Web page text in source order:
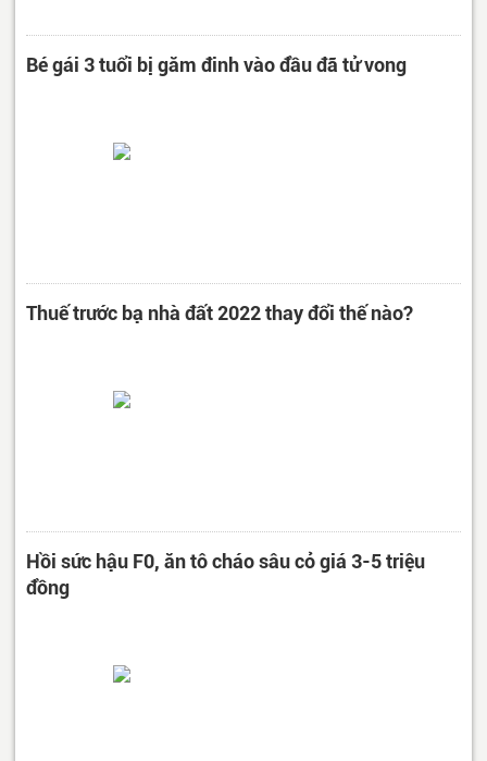
Bé gái 3 tuổi bị găm đinh vào đầu đã tử vong
Thuế trước bạ nhà đất 2022 thay đổi thế nào?
Hồi sức hậu F0, ăn tô cháo sâu cỏ giá 3-5 triệu
đồng